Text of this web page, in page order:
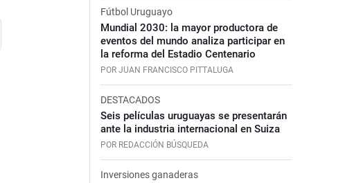
Fútbol Uruguayo
Mundial 2030: la mayor productora de
eventos del mundo analiza participar en
la reforma del Estadio Centenario
POR JUAN FRANCISCO PITTALUGA
DESTACADOS
Seis películas uruguayas se presentarán
ante la industria internacional en Suiza
POR REDACCIÓN BÚSQUEDA
Inversiones ganaderas